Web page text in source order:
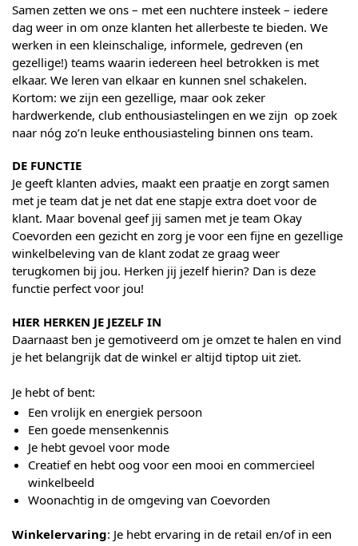
Samen zetten we ons – met een nuchtere insteek – iedere
dag weer in om onze klanten het allerbeste te bieden. We
werken in een kleinschalige, informele, gedreven (en
gezellige!) teams waarin iedereen heel betrokken is met
elkaar. We leren van elkaar en kunnen snel schakelen.
Kortom: we zijn een gezellige, maar ook zeker
hardwerkende, club enthousiastelingen en we zijn op zoek
naar nóg zo’n leuke enthousiasteling binnen ons team.
DE FUNCTIE
Je geeft klanten advies, maakt een praatje en zorgt samen
met je team dat je net dat ene stapje extra doet voor de
klant. Maar bovenal geef jij samen met je team Okay
Coevorden een gezicht en zorg je voor een fijne en gezellige
winkelbeleving van de klant zodat ze graag weer
terugkomen bij jou. Herken jij jezelf hierin? Dan is deze
functie perfect voor jou!
HIER HERKEN JE JEZELF IN
Daarnaast ben je gemotiveerd om je omzet te halen en vind
je het belangrijk dat de winkel er altijd tiptop uit ziet.
Je hebt of bent:
Een vrolijk en energiek persoon
Een goede mensenkennis
Je hebt gevoel voor mode
Creatief en hebt oog voor een mooi en commercieel
winkelbeeld
Woonachtig in de omgeving van Coevorden
Winkelervaring: Je hebt ervaring in de retail en/of in een